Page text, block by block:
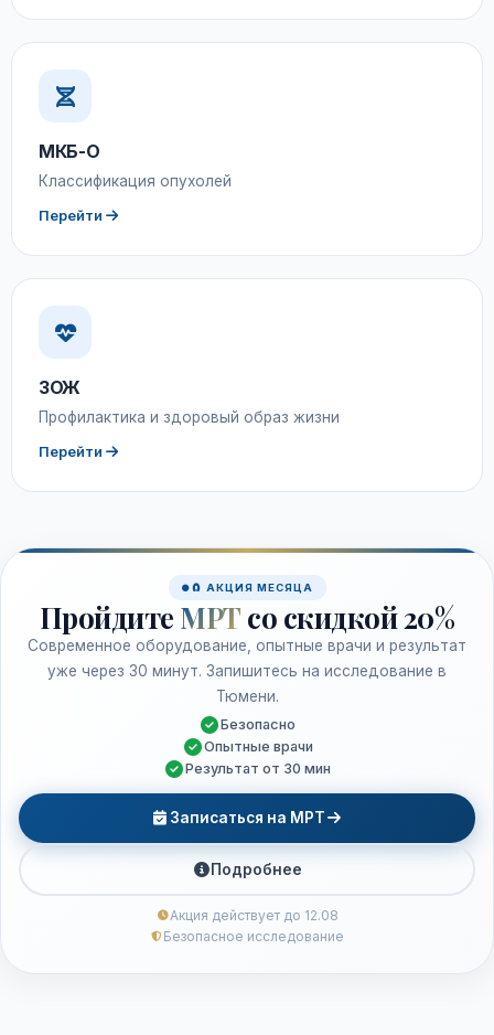
МКБ-О
Классификация опухолей
Перейти
ЗОЖ
Профилактика и здоровый образ жизни
Перейти
🧲 АКЦИЯ МЕСЯЦА
Пройдите МРТ со скидкой 20%
Современное оборудование, опытные врачи и результат
уже через 30 минут. Запишитесь на исследование в
Тюмени.
Безопасно
Опытные врачи
Результат от 30 мин
Записаться на МРТ
Подробнее
Акция действует до 12.08
Безопасное исследование